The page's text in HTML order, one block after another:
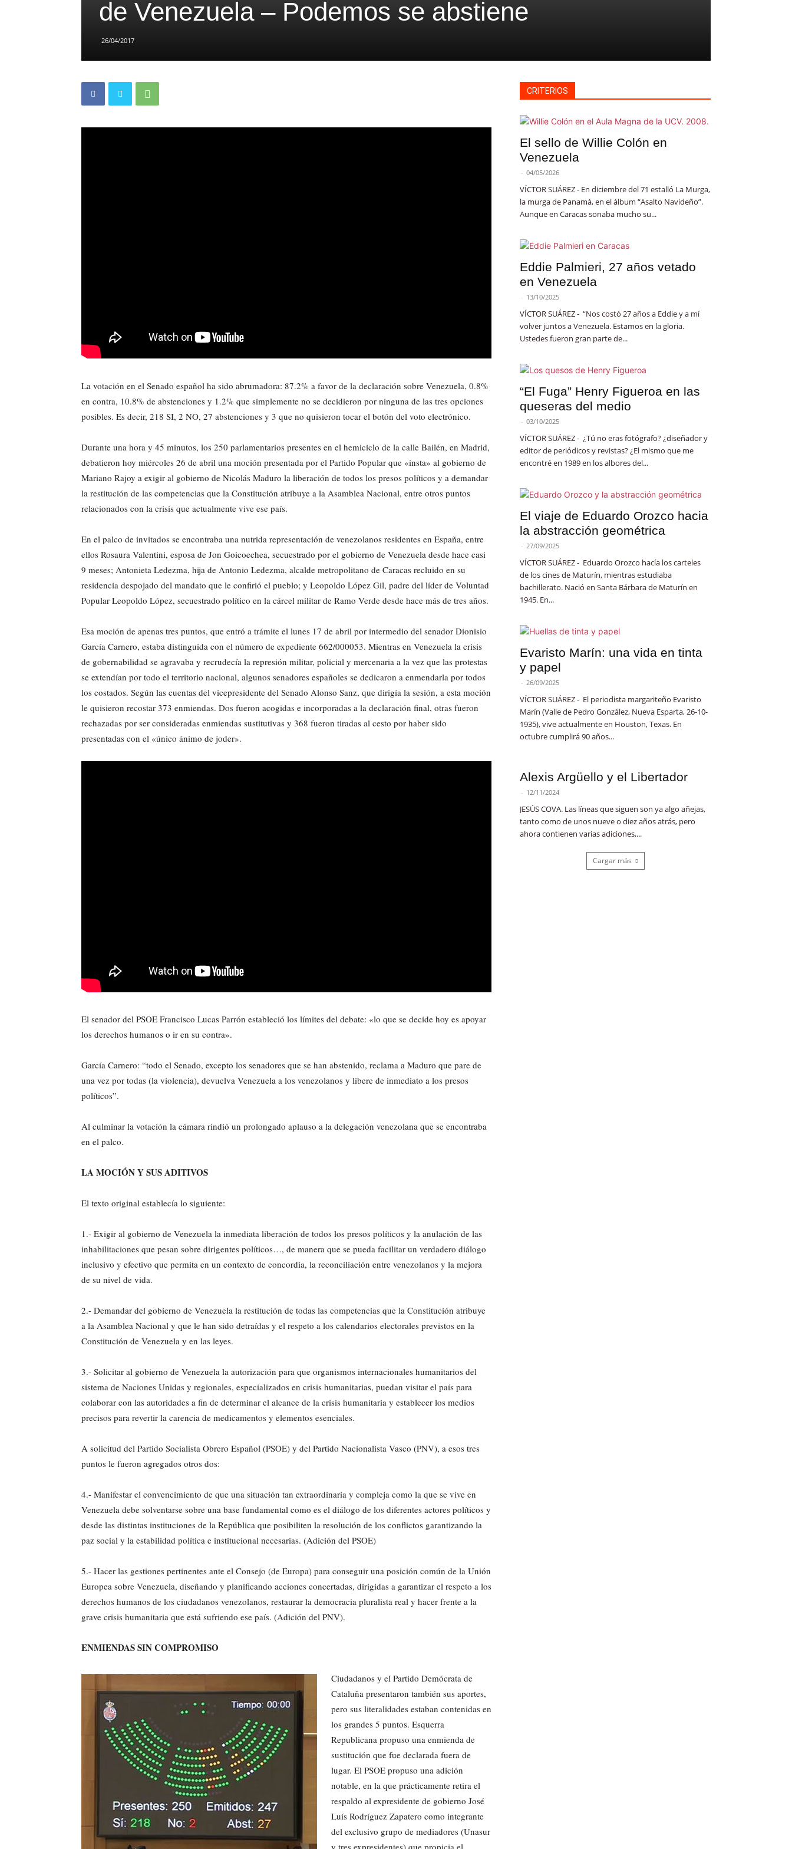
de Venezuela – Podemos se abstiene
26/04/2017
La votación en el Senado español ha sido abrumadora: 87.2% a favor de la declaración sobre Venezuela, 0.8%
en contra, 10.8% de abstenciones y 1.2% que simplemente no se decidieron por ninguna de las tres opciones
posibles. Es decir, 218 SI, 2 NO, 27 abstenciones y 3 que no quisieron tocar el botón del voto electrónico.
Durante una hora y 45 minutos, los 250 parlamentarios presentes en el hemiciclo de la calle Bailén, en Madrid,
debatieron hoy miércoles 26 de abril una moción presentada por el Partido Popular que «insta» al gobierno de
Mariano Rajoy a exigir al gobierno de Nicolás Maduro la liberación de todos los presos políticos y a demandar
la restitución de las competencias que la Constitución atribuye a la Asamblea Nacional, entre otros puntos
relacionados con la crisis que actualmente vive ese país.
En el palco de invitados se encontraba una nutrida representación de venezolanos residentes en España, entre
ellos Rosaura Valentini, esposa de Jon Goicoechea, secuestrado por el gobierno de Venezuela desde hace casi
9 meses; Antonieta Ledezma, hija de Antonio Ledezma, alcalde metropolitano de Caracas recluido en su
residencia despojado del mandato que le confirió el pueblo; y Leopoldo López Gil, padre del líder de Voluntad
Popular Leopoldo López, secuestrado político en la cárcel militar de Ramo Verde desde hace más de tres años.
Esa moción de apenas tres puntos, que entró a trámite el lunes 17 de abril por intermedio del senador Dionisio
García Carnero, estaba distinguida con el número de expediente 662/000053. Mientras en Venezuela la crisis
de gobernabilidad se agravaba y recrudecía la represión militar, policial y mercenaria a la vez que las protestas
se extendían por todo el territorio nacional, algunos senadores españoles se dedicaron a enmendarla por todos
los costados. Según las cuentas del vicepresidente del Senado Alonso Sanz, que dirigía la sesión, a esta moción
le quisieron recostar 373 enmiendas. Dos fueron acogidas e incorporadas a la declaración final, otras fueron
rechazadas por ser consideradas enmiendas sustitutivas y 368 fueron tiradas al cesto por haber sido
presentadas con el «único ánimo de joder».
El senador del PSOE Francisco Lucas Parrón estableció los límites del debate: «lo que se decide hoy es apoyar
los derechos humanos o ir en su contra».
García Carnero: “todo el Senado, excepto los senadores que se han abstenido, reclama a Maduro que pare de
una vez por todas (la violencia), devuelva Venezuela a los venezolanos y libere de inmediato a los presos
políticos”.
Al culminar la votación la cámara rindió un prolongado aplauso a la delegación venezolana que se encontraba
en el palco.
LA MOCIÓN Y SUS ADITIVOS
El texto original establecía lo siguiente:
1.- Exigir al gobierno de Venezuela la inmediata liberación de todos los presos políticos y la anulación de las
inhabilitaciones que pesan sobre dirigentes políticos…, de manera que se pueda facilitar un verdadero diálogo
inclusivo y efectivo que permita en un contexto de concordia, la reconciliación entre venezolanos y la mejora
de su nivel de vida.
2.- Demandar del gobierno de Venezuela la restitución de todas las competencias que la Constitución atribuye
a la Asamblea Nacional y que le han sido detraídas y el respeto a los calendarios electorales previstos en la
Constitución de Venezuela y en las leyes.
3.- Solicitar al gobierno de Venezuela la autorización para que organismos internacionales humanitarios del
sistema de Naciones Unidas y regionales, especializados en crisis humanitarias, puedan visitar el país para
colaborar con las autoridades a fin de determinar el alcance de la crisis humanitaria y establecer los medios
precisos para revertir la carencia de medicamentos y elementos esenciales.
A solicitud del Partido Socialista Obrero Español (PSOE) y del Partido Nacionalista Vasco (PNV), a esos tres
puntos le fueron agregados otros dos:
4.- Manifestar el convencimiento de que una situación tan extraordinaria y compleja como la que se vive en
Venezuela debe solventarse sobre una base fundamental como es el diálogo de los diferentes actores políticos y
desde las distintas instituciones de la República que posibiliten la resolución de los conflictos garantizando la
paz social y la estabilidad política e institucional necesarias. (Adición del PSOE)
5.- Hacer las gestiones pertinentes ante el Consejo (de Europa) para conseguir una posición común de la Unión
Europea sobre Venezuela, diseñando y planificando acciones concertadas, dirigidas a garantizar el respeto a los
derechos humanos de los ciudadanos venezolanos, restaurar la democracia pluralista real y hacer frente a la
grave crisis humanitaria que está sufriendo ese país. (Adición del PNV).
ENMIENDAS SIN COMPROMISO
Ciudadanos y el Partido Demócrata de
Cataluña presentaron también sus aportes,
pero sus literalidades estaban contenidas en
los grandes 5 puntos. Esquerra
Republicana propuso una enmienda de
sustitución que fue declarada fuera de
lugar. El PSOE propuso una adición
notable, en la que prácticamente retira el
respaldo al expresidente de gobierno José
Luís Rodríguez Zapatero como integrante
del exclusivo grupo de mediadores (Unasur
y tres expresidentes) que propicia el
CRITERIOS
El sello de Willie Colón en
Venezuela
- 04/05/2026
VÍCTOR SUÁREZ - En diciembre del 71 estalló La Murga,
la murga de Panamá, en el álbum “Asalto Navideño”.
Aunque en Caracas sonaba mucho su...
Eddie Palmieri, 27 años vetado
en Venezuela
- 13/10/2025
VÍCTOR SUÁREZ - “Nos costó 27 años a Eddie y a mí
volver juntos a Venezuela. Estamos en la gloria.
Ustedes fueron gran parte de...
“El Fuga” Henry Figueroa en las
queseras del medio
- 03/10/2025
VÍCTOR SUÁREZ - ¿Tú no eras fotógrafo? ¿diseñador y
editor de periódicos y revistas? ¿El mismo que me
encontré en 1989 en los albores del...
El viaje de Eduardo Orozco hacia
la abstracción geométrica
- 27/09/2025
VÍCTOR SUÁREZ - Eduardo Orozco hacía los carteles
de los cines de Maturín, mientras estudiaba
bachillerato. Nació en Santa Bárbara de Maturín en
1945. En...
Evaristo Marín: una vida en tinta
y papel
- 26/09/2025
VÍCTOR SUÁREZ - El periodista margariteño Evaristo
Marín (Valle de Pedro González, Nueva Esparta, 26-10-
1935), vive actualmente en Houston, Texas. En
octubre cumplirá 90 años...
Alexis Argüello y el Libertador
- 12/11/2024
JESÚS COVA. Las líneas que siguen son ya algo añejas,
tanto como de unos nueve o diez años atrás, pero
ahora contienen varias adiciones,...
Cargar más